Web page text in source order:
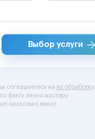
Выбор услуги
соглашаетесь на их обработку.
факту лично мастеру.
несколько минут.